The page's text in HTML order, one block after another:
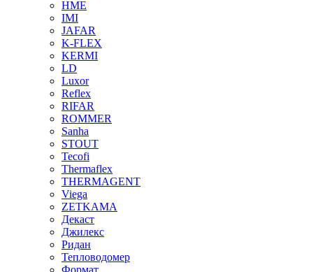
HME
IMI
JAFAR
K-FLEX
KERMI
LD
Luxor
Reflex
RIFAR
ROMMER
Sanha
STOUT
Tecofi
Thermaflex
THERMAGENT
Viega
ZETKAMA
Декаст
Джилекс
Ридан
Тепловодомер
Формат